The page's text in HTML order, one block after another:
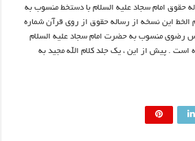
حقوق امام سجاد علیه السلام با دستخط منسوب به
این نسخه از رساله حقوق از روی قرآن شماره
قدس رضوی منسوب به حضرت امام سجاد علیه السلام
. پیش از این ، یک جلد کلام الله مجید به